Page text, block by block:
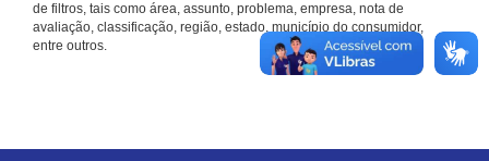
de filtros, tais como área, assunto, problema, empresa, nota de
avaliação, classificação, região, estado, município do consumidor,
entre outros.